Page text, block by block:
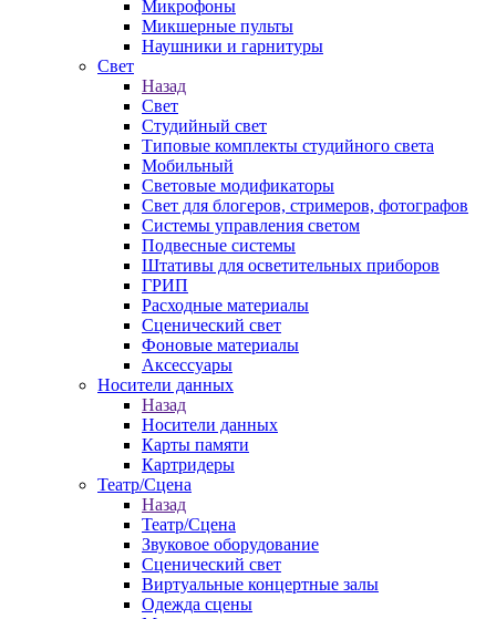
Микрофоны
Микшерные пульты
Наушники и гарнитуры
Свет
Назад
Свет
Студийный свет
Типовые комплекты студийного света
Мобильный
Световые модификаторы
Свет для блогеров, стримеров, фотографов
Системы управления светом
Подвесные системы
Штативы для осветительных приборов
ГРИП
Расходные материалы
Сценический свет
Фоновые материалы
Аксессуары
Носители данных
Назад
Носители данных
Карты памяти
Картридеры
Театр/Сцена
Назад
Театр/Сцена
Звуковое оборудование
Сценический свет
Виртуальные концертные залы
Одежда сцены